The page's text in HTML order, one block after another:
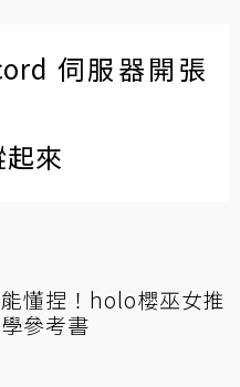
伺服器開張
來
懂捏！holo櫻巫女推
參考書